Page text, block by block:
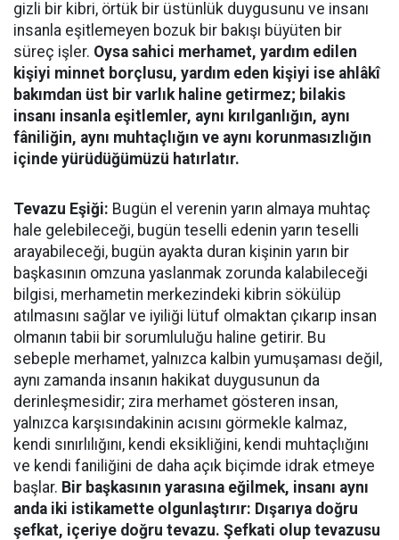
gizli bir kibri, örtük bir üstünlük duygusunu ve insanı
insanla eşitlemeyen bozuk bir bakışı büyüten bir
süreç işler. Oysa sahici merhamet, yardım edilen
kişiyi minnet borçlusu, yardım eden kişiyi ise ahlâkî
bakımdan üst bir varlık haline getirmez; bilakis
insanı insanla eşitlemler, aynı kırılganlığın, aynı
fâniliğin, aynı muhtaçlığın ve aynı korunmasızlığın
içinde yürüdüğümüzü hatırlatır.
Tevazu Eşiği: Bugün el verenin yarın almaya muhtaç
hale gelebileceği, bugün teselli edenin yarın teselli
arayabileceği, bugün ayakta duran kişinin yarın bir
başkasının omzuna yaslanmak zorunda kalabileceği
bilgisi, merhametin merkezindeki kibrin sökülüp
atılmasını sağlar ve iyiliği lütuf olmaktan çıkarıp insan
olmanın tabii bir sorumluluğu haline getirir. Bu
sebeple merhamet, yalnızca kalbin yumuşaması değil,
aynı zamanda insanın hakikat duygusunun da
derinleşmesidir; zira merhamet gösteren insan,
yalnızca karşısındakinin acısını görmekle kalmaz,
kendi sınırlılığını, kendi eksikliğini, kendi muhtaçlığını
ve kendi faniliğini de daha açık biçimde idrak etmeye
başlar. Bir başkasının yarasına eğilmek, insanı aynı
anda iki istikamette olgunlaştırır: Dışarıya doğru
şefkat, içeriye doğru tevazu. Şefkati olup tevazusu